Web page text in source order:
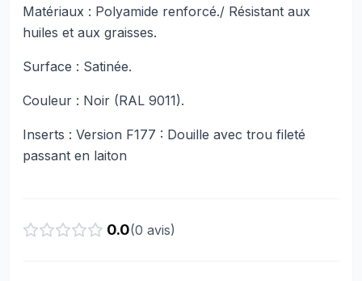
Matériaux : Polyamide renforcé./ Résistant aux
huiles et aux graisses.
Surface : Satinée.
Couleur : Noir (RAL 9011).
Inserts : Version F177 : Douille avec trou fileté
passant en laiton
0.0(0 avis)